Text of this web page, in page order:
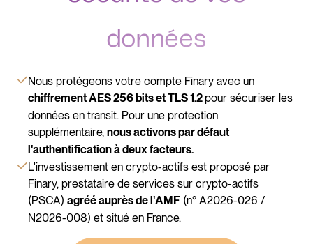
données
L'investissement en crypto-actifs est proposé par
Finary, prestataire de services sur crypto-actifs
(PSCA) agréé auprès de l'AMF (n° A2026-026 /
N2026-008) et situé en France.
Nous protégeons votre compte Finary avec un
chiffrement AES 256 bits et TLS 1.2pour sécuriser les
données en transit. Pour une protection
supplémentaire, nous activons par défaut
l'authentification à deux facteurs.